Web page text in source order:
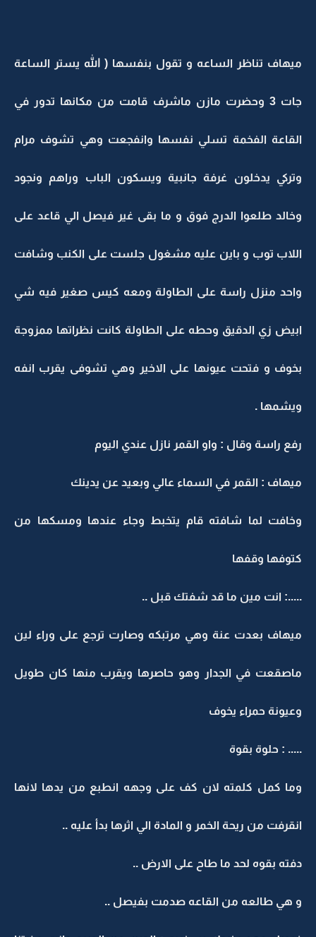
ميهاف تناظر الساعه و تقول بنفسها ( الله يستر الساعة
جات 3 وحضرت مازن ماشرف قامت من مكانها تدور في
القاعة الفخمة تسلي نفسها وانفجعت وهي تشوف مرام
وتركي يدخلون غرفة جانبية ويسكون الباب وراهم ونجود
وخالد طلعوا الدرج فوق و ما بقى غير فيصل الي قاعد على
اللاب توب و باين عليه مشغول جلست على الكنب وشافت
واحد منزل راسة على الطاولة ومعه كيس صغير فيه شي
ابيض زي الدقيق وحطه على الطاولة كانت نظراتها ممزوجة
بخوف و فتحت عيونها على الاخير وهي تشوفى يقرب انفه
ويشمها .
رفع راسة وقال : واو القمر نازل عندي اليوم
ميهاف : القمر في السماء عالي وبعيد عن يدينك
وخافت لما شافته قام يتخبط وجاء عندها ومسكها من
كتوفها وقفها
.....: انت مين ما قد شفتك قبل ..
ميهاف بعدت عنة وهي مرتبكه وصارت ترجع على وراء لين
ماصقعت في الجدار وهو حاصرها ويقرب منها كان طويل
وعيونة حمراء يخوف
..... : حلوة بقوة
وما كمل كلمته لان كف على وجهه انطبع من يدها لانها
انقرفت من ريحة الخمر و المادة الي اثرها بدأ عليه ..
دفته بقوه لحد ما طاح على الارض ..
و هي طالعه من القاعه صدمت بفيصل ..